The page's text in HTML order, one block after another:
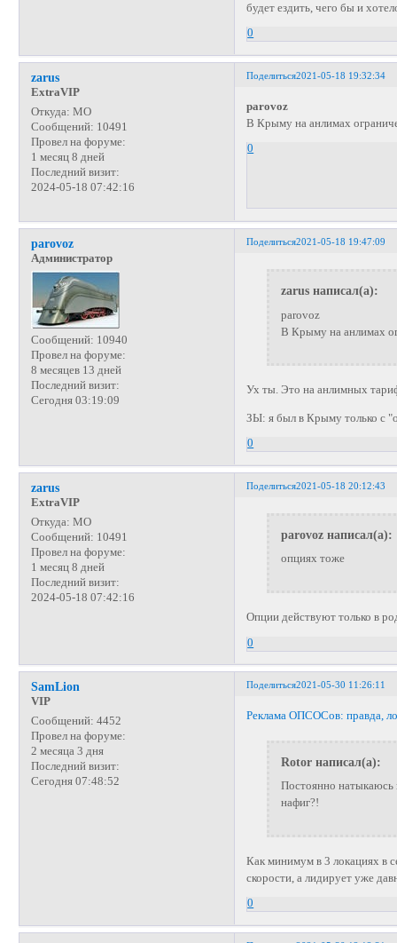
будет ездить, чего бы и
0
Поделиться2021-05-18 19:32:34
zarus
ExtraVIP
Откуда: МО
Сообщений: 10491
Провел на форуме:
1 месяц 8 дней
Последний визит:
2024-05-18 07:42:16
parovoz
В Крыму на анлимах
0
Поделиться2021-05-18 19:47:09
parovoz
Администратор
Сообщений: 10940
Провел на форуме:
8 месяцев 13 дней
Последний визит:
Сегодня 03:19:09
zarus написал(а):
parovoz
В Крыму на анлимах
Ух ты. Это на анлимных
ЗЫ: я был в Крыму только с
0
Поделиться2021-05-18 20:12:43
zarus
ExtraVIP
Откуда: МО
Сообщений: 10491
Провел на форуме:
1 месяц 8 дней
Последний визит:
2024-05-18 07:42:16
parovoz написал(а):
опциях тоже
Опции действуют только в
0
Поделиться2021-05-30 11:26:11
SamLion
VIP
Сообщений: 4452
Провел на форуме:
2 месяца 3 дня
Последний визит:
Сегодня 07:48:52
Реклама ОПСОСов: правда,
Rotor написал(а):
Постоянно натыкаюсь
нафиг?!
Как минимум в 3 локациях в
скорости, а лидирует уже
0